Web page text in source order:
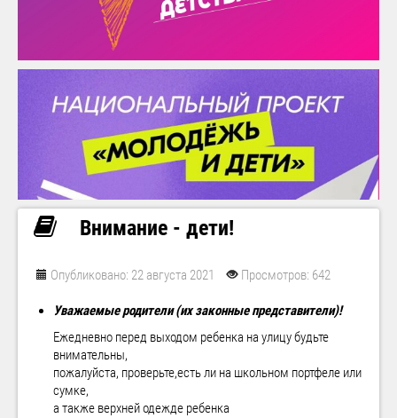
Внимание - дети!
Опубликовано: 22 августа 2021 Просмотров: 642
Уважаемые родители (их законные представители)!
Ежедневно перед выходом ребенка на улицу будьте
внимательны,
пожалуйста, проверьте,есть ли на школьном портфеле или
сумке,
а также верхней одежде ребенка